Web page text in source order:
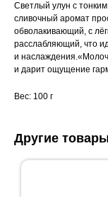
Светлый улун с
сливочный аромат
обволакивающий, с
расслабляющий, что
и
и дарит ощущение
Вес: 100 г
Другие